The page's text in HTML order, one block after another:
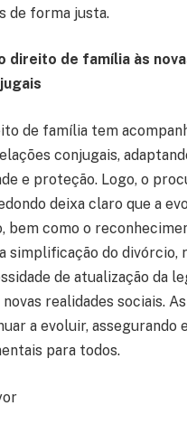
de forma justa.
direito de família às
de família tem
conjugais,
e proteção. Logo, o
deixa claro que a
bem como o
simplificação do divórcio,
de atualização da
realidades sociais.
a evoluir, assegurando
para todos.